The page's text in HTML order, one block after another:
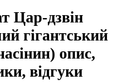
Цар-дзвін
гігантський
опис,
відгуки